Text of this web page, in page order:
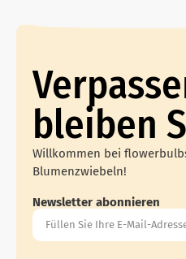
bleiben
Willkommen bei
Blumenzwiebeln!
Newsletter abonnieren